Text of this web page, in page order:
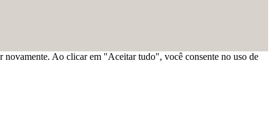
novamente. Ao clicar em "Aceitar tudo", você consente no uso de